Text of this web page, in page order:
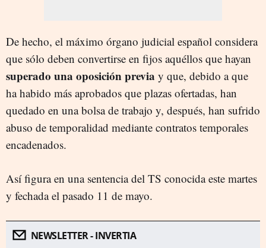
De hecho, el máximo órgano judicial español considera
que sólo deben convertirse en fijos aquéllos que hayan
superado una oposición previa y que, debido a que
ha habido más aprobados que plazas ofertadas, han
quedado en una bolsa de trabajo y, después, han sufrido
abuso de temporalidad mediante contratos temporales
encadenados.
Así figura en una sentencia del TS conocida este martes
y fechada el pasado 11 de mayo.
NEWSLETTER - INVERTIA